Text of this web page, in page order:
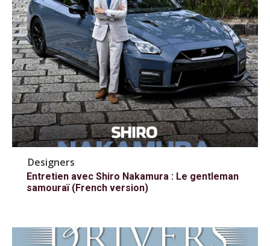
Designers
Entretien avec Shiro Nakamura : Le gentleman
samouraï (French version)